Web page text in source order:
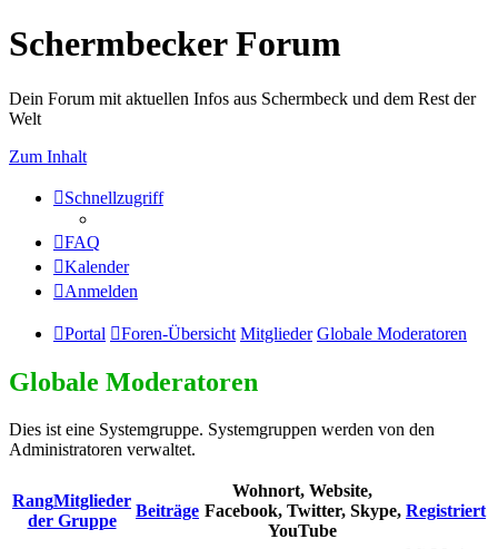
Schermbecker Forum
Dein Forum mit aktuellen Infos aus Schermbeck und dem Rest der
Welt
Zum Inhalt
Schnellzugriff
FAQ
Kalender
Anmelden
Portal Foren-Übersicht Mitglieder Globale Moderatoren
Globale Moderatoren
Dies ist eine Systemgruppe. Systemgruppen werden von den
Administratoren verwaltet.
RangMitglieder
der Gruppe
Beiträge
Wohnort, Website,
Facebook, Twitter, Skype,
YouTube
Registriert